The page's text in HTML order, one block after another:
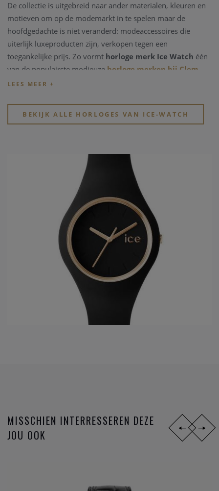
De collectie is uitgebreid naar ander materialen, kleuren en
motieven om op de modemarkt in te spelen maar de
hoofdgedachte is niet veranderd: modeaccessoires die
uiterlijk luxeproducten zijn, verkopen tegen een
toegankelijke prijs. Zo vormt horloge merk Ice Watch één
van de populairste modieuze horloge merken bij Clem
Vercammen.
de verschillendekwalitatieve horloge merkenen
modische horloge merken.
BEKIJK ALLE HORLOGES VAN ICE-WATCH
MISSCHIEN INTERRESSEREN DEZE
JOU OOK